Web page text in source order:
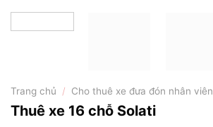
Trang chủ / Cho thuê xe đưa đón nhân viên
Thuê xe 16 chỗ Solati